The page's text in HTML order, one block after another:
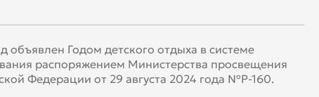
объявлен Годом детского отдыха в системе
распоряжением Министерства просвещения
Федерации от 29 августа 2024 года №Р-160.